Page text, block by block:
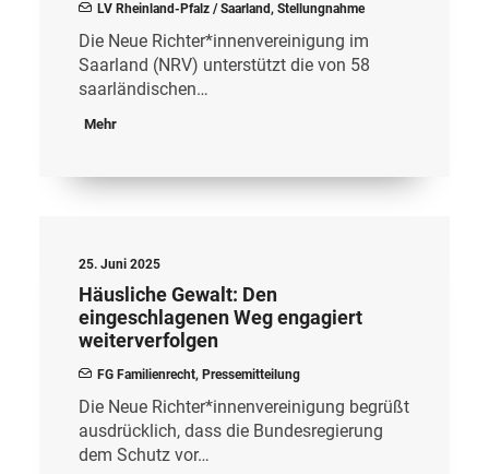
LV Rheinland-Pfalz / Saarland, Stellungnahme
Die Neue Richter*innenvereinigung im
Saarland (NRV) unterstützt die von 58
saarländischen…
Mehr
25. Juni 2025
Häusliche Gewalt: Den
eingeschlagenen Weg engagiert
weiterverfolgen
FG Familienrecht, Pressemitteilung
Die Neue Richter*innenvereinigung begrüßt
ausdrücklich, dass die Bundesregierung
dem Schutz vor…